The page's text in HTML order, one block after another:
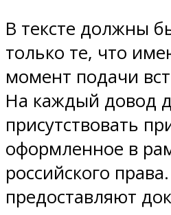
В тексте должны
только те, что
момент подачи
На каждый довод
присутствовать
оформленное в
российского
предоставляют